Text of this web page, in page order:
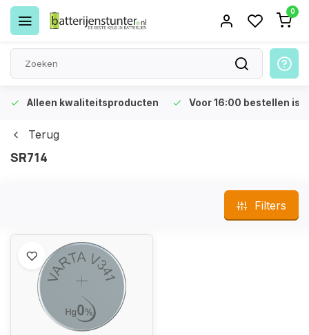
0
Alleen kwaliteitsproducten Voor 16:00 bestellen is
Terug
SR714
Filters